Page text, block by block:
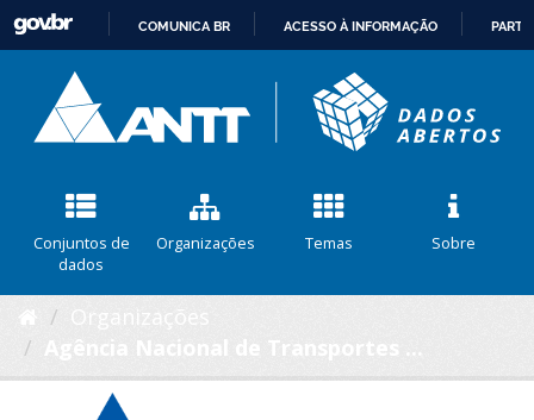
CONTEÚDO
COMUNICA BR ACESSO À INFORMAÇÃO
Conjuntos de
dados
Organizações Temas Sobre